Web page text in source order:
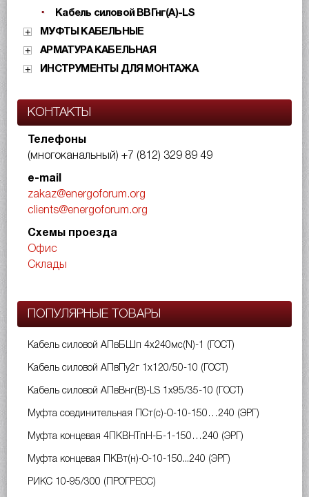
Кабель силовой ВВГнг(А)-LS
МУФТЫ КАБЕЛЬНЫЕ
АРМАТУРА КАБЕЛЬНАЯ
ИНСТРУМЕНТЫ ДЛЯ МОНТАЖА
КОНТАКТЫ
Телефоны
(многоканальный) +7 (812) 329 89 49
e-mail
zakaz@energoforum.org
clients@energoforum.org
Схемы проезда
Офис
Склады
ПОПУЛЯРНЫЕ ТОВАРЫ
Кабель силовой АПвБШп 4х240мс(N)-1 (ГОСТ)
Кабель силовой АПвПу2г 1х120/50-10 (ГОСТ)
Кабель силовой АПвВнг(B)-LS 1х95/35-10 (ГОСТ)
Муфта соединительная ПСт(с)-О-10-150…240 (ЭРГ)
Муфта концевая 4ПКВНТпН-Б-1-150…240 (ЭРГ)
Муфта концевая ПКВт(н)-О-10-150...240 (ЭРГ)
РИКС 10-95/300 (ПРОГРЕСС)